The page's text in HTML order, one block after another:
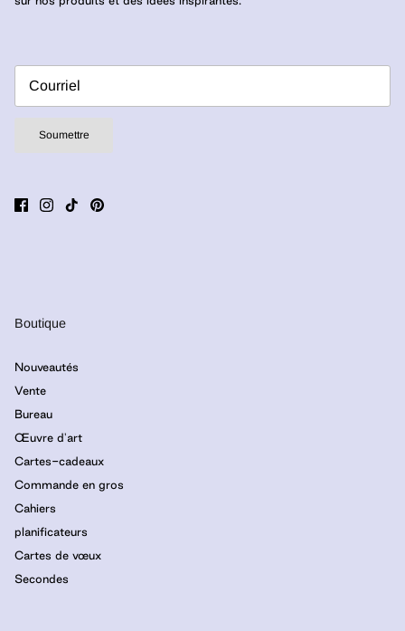
Soumettre
Boutique
Nouveautés
Vente
Bureau
Œuvre d'art
Cartes-cadeaux
Commande en gros
Cahiers
planificateurs
Cartes de vœux
Secondes